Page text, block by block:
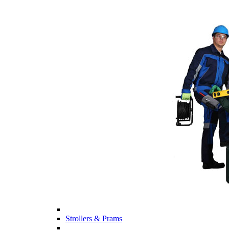
Strollers & Prams